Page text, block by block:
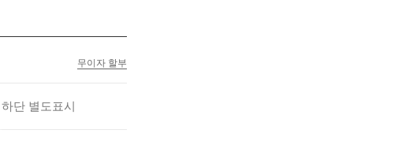
무이자 할부
하단 별도표시